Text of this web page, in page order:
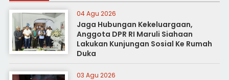
04 Agu 2026
Jaga Hubungan Kekeluargaan,
Anggota DPR RI Maruli Siahaan
Lakukan Kunjungan Sosial Ke Rumah
Duka
03 Agu 2026